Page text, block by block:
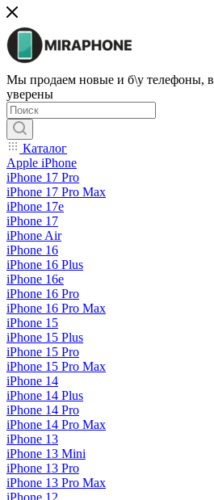
Мы продаем новые и б\у телефоны,
уверены
Каталог
Apple iPhone
iPhone 17 Pro
iPhone 17 Pro Max
iPhone 17e
iPhone 17
iPhone Air
iPhone 16
iPhone 16 Plus
iPhone 16e
iPhone 16 Pro
iPhone 16 Pro Max
iPhone 15
iPhone 15 Plus
iPhone 15 Pro
iPhone 15 Pro Max
iPhone 14
iPhone 14 Plus
iPhone 14 Pro
iPhone 14 Pro Max
iPhone 13
iPhone 13 Mini
iPhone 13 Pro
iPhone 13 Pro Max
iPhone 12